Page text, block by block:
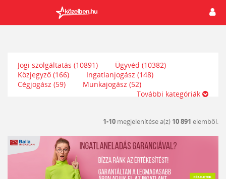
Jogi szolgáltatás (10891) Ügyvéd (10382)
Közjegyző (166) Ingatlanjogász (148)
Cégjogász (59) Munkajogász (52)
További kategóriák
1-10 megjelenítése a(z) 10 891 elemből.